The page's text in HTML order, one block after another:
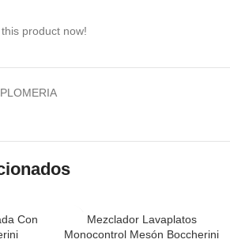
product now!
Con
Mezclador Lavaplatos
Monocontrol Mesón Boccherini